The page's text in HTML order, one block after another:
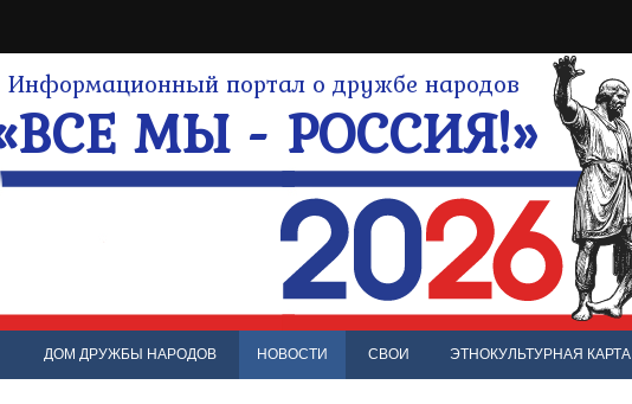
Информационный портал о дружбе народов
МЫ - РОССИЯ!»
ДОМ ДРУЖБЫ НАРОДОВ НОВОСТИ СВОИ ЭТНОКУЛЬТУРНАЯ КАРТА